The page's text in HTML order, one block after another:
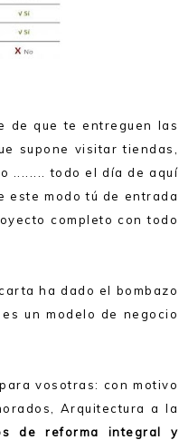
de que te entreguen las
supone visitar tiendas,
........ todo el día de aquí
este modo tú de entrada
completo con todo
ha dado el bombazo
un modelo de negocio
para vosotras: con motivo
Arquitectura a la
de reforma integral y